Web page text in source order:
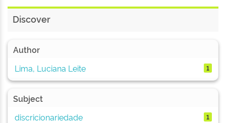
Discover
Author
Lima, Luciana Leite
1
Subject
discricionariedade
1